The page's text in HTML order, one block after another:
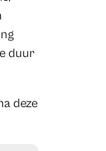
duur
deze